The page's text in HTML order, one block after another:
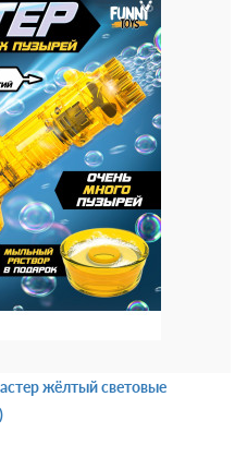
жёлтый световые